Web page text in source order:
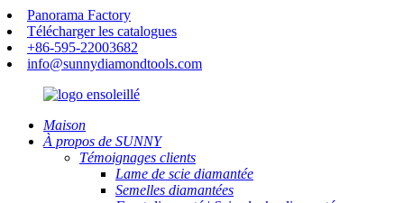
Panorama Factory
Télécharger les catalogues
+86-595-22003682
info@sunnydiamondtools.com
Maison
À propos de SUNNY
Témoignages clients
Lame de scie diamantée
Semelles diamantées